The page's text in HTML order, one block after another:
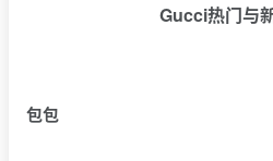
Gucci热门与
包包